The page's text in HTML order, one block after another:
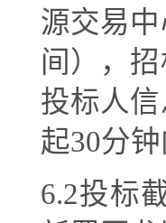
源交易
间），
投标人
起30分
6.2投标